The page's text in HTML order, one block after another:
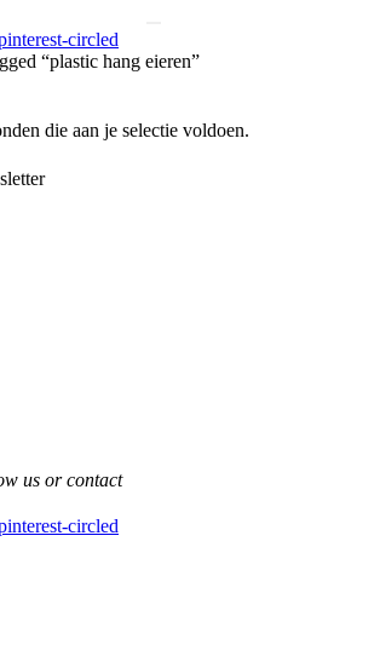
circled
“plastic hang eieren”
die aan je selectie voldoen.
us or contact
circled